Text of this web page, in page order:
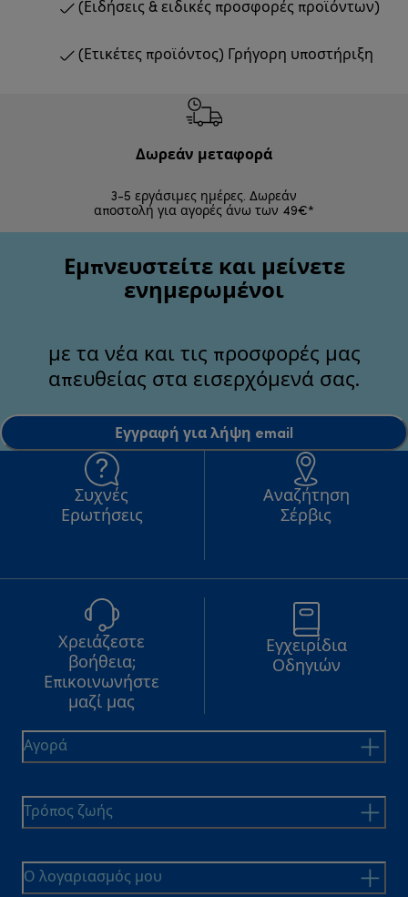
(Ειδήσεις & ειδικές προσφορές προϊόντων)
(Ετικέτες προϊόντος) Γρήγορη υποστήριξη
Δωρεάν μεταφορά
3-5 εργάσιμες ημέρες. Δωρεάν
αποστολή για αγορές άνω των 49€*
Εμπνευστείτε και μείνετε
ενημερωμένοι
με τα νέα και τις προσφορές μας
απευθείας στα εισερχόμενά σας.
Εγγραφή για λήψη email
Συχνές
Ερωτήσεις
Αναζήτηση
Σέρβις
Χρειάζεστε
βοήθεια;
Επικοινωνήστε
μαζί μας
Εγχειρίδια
Οδηγιών
Αγορά
Τρόπος ζωής
Ο λογαριασμός μου